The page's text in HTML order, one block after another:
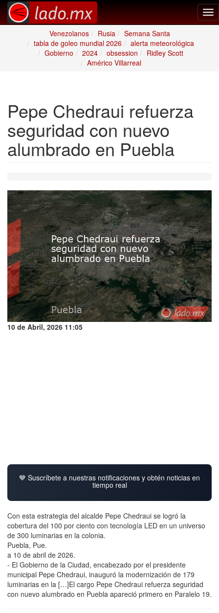
Venezolanos
Rusia
Semana Santa
tabla de goleo mundial 2026
alerta meteorológica
Gobierno
2024 obsession
Ridley Scott
Américo Villarreal
Pepe Chedraui refuerza
seguridad con nuevo
alumbrado en Puebla
10 de Abril, 2026 11:05
💙 Suscríbete a nuestras notificaciones y obtén noticias en
tiempo real
Con esta estrategia del alcalde Pepe Chedraui se logró la
cobertura del 100 por ciento con tecnología LED en un universo
de 300 luminarias en la colonia.
Puebla, Pue.
a 10 de abril de 2026.
- El Gobierno de la Ciudad, encabezado por el presidente
municipal Pepe Chedraui, inauguró la modernización de 179
luminarias en la […]El cargo Pepe Chedraui refuerza seguridad
con nuevo alumbrado en Puebla apareció primero en Paralelo 19.